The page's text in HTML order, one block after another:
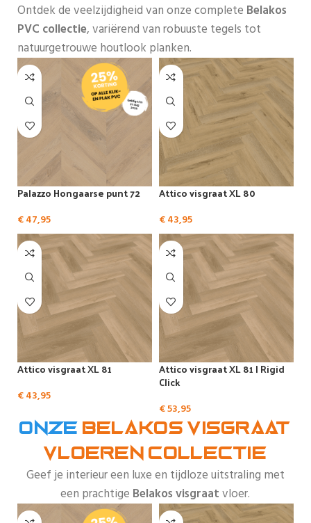
Ontdek de veelzijdigheid van onze complete Belakos
PVC collectie, variërend van robuuste tegels tot
natuurgetrouwe houtlook planken.
Palazzo Hongaarse punt 72
€47,95
Attico visgraat XL 80
€43,95
Attico visgraat XL 81
€43,95
Attico visgraat XL 81 | Rigid
Click
€53,95
Onze Belakos visgraat
vloeren collectie
Geef je interieur een luxe en tijdloze uitstraling met
een prachtige Belakos visgraatvloer.